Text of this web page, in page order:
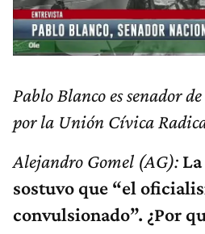
Pablo Blanco es senador
por la Unión Cívica
Alejandro Gomel (AG):
sostuvo que “el
convulsionado”. ¿Por